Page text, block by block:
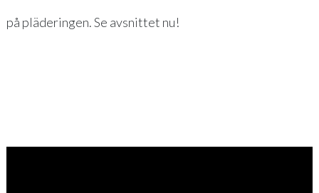
på pläderingen. Se avsnittet nu!